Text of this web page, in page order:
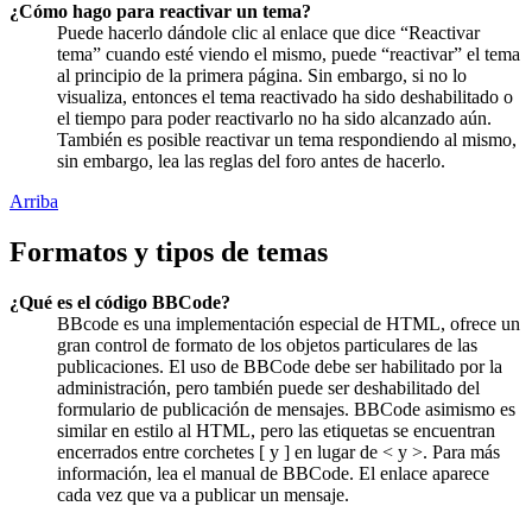
¿Cómo hago para reactivar un tema?
Puede hacerlo dándole clic al enlace que dice “Reactivar
tema” cuando esté viendo el mismo, puede “reactivar” el tema
al principio de la primera página. Sin embargo, si no lo
visualiza, entonces el tema reactivado ha sido deshabilitado o
el tiempo para poder reactivarlo no ha sido alcanzado aún.
También es posible reactivar un tema respondiendo al mismo,
sin embargo, lea las reglas del foro antes de hacerlo.
Arriba
Formatos y tipos de temas
¿Qué es el código BBCode?
BBcode es una implementación especial de HTML, ofrece un
gran control de formato de los objetos particulares de las
publicaciones. El uso de BBCode debe ser habilitado por la
administración, pero también puede ser deshabilitado del
formulario de publicación de mensajes. BBCode asimismo es
similar en estilo al HTML, pero las etiquetas se encuentran
encerrados entre corchetes [ y ] en lugar de < y >. Para más
información, lea el manual de BBCode. El enlace aparece
cada vez que va a publicar un mensaje.